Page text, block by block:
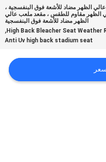
الظهر مضاد للأشعة فوق البنفسجية ،
الظهر مقاوم للطقس ، مقعد ملعب عالي
الظهر مضاد للأشعة فوق البنفسجية
High Back Bleacher Seat Weather
,
Anti Uv high back stadium seat